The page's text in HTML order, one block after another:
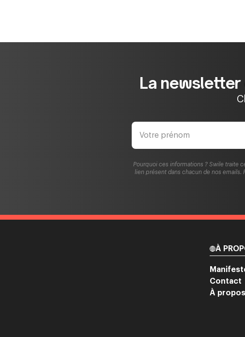
La newsletter
Pourquoi ces informations ? Swile traite
lien présent dans chacun de nos emails.
À
Contact
À